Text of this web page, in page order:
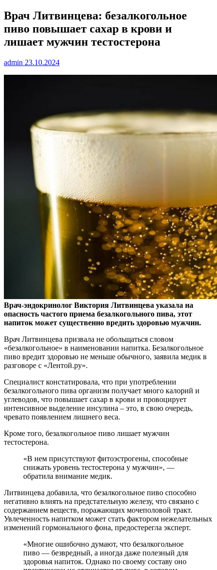
Врач Литвинцева: безалкогольное
пиво повышает сахар в крови и
лишает мужчин тестостерона
admin 23.10.2024
Врач-эндокринолог Виктория Литвинцева указала на
опасность частого приема безалкогольного пива, этот
напиток может существенно вредить здоровью мужчин.
Врач Литвинцева призвала не обольщаться словом
«безалкогольное» в наименовании напитка. Безалкогольное
пиво вредит здоровью не меньше обычного, заявила медик в
разговоре с «Лентой.ру».
Специалист констатировала, что при употреблении
безалкогольного пива организм получает много калорий и
углеводов, что повышает сахар в крови и провоцирует
интенсивное выделение инсулина – это, в свою очередь,
чревато появлением лишнего веса.
Кроме того, безалкогольное пиво лишает мужчин
тестостерона.
«В нем присутствуют фитоэстрогены, способные
снижать уровень тестостерона у мужчин», —
обратила внимание медик.
Литвинцева добавила, что безалкогольное пиво способно
негативно влиять на предстательную железу, что связано с
содержанием веществ, поражающих мочеполовой тракт.
Увлеченность напитком может стать фактором нежелательных
изменений гормонального фона, предостерегла эксперт.
«Многие ошибочно думают, что безалкогольное
пиво — безвредный, а иногда даже полезный для
здоровья напиток. Однако по своему составу оно